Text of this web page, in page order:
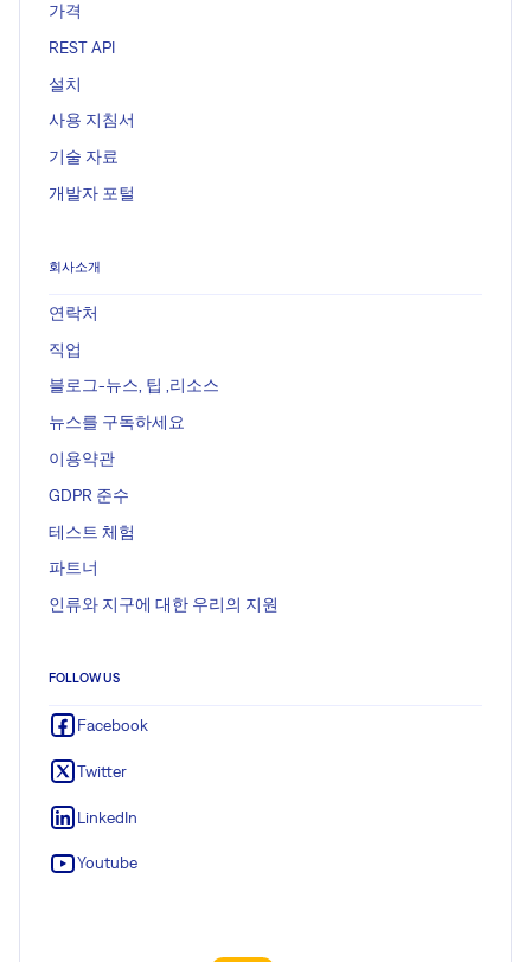
가격
REST API
설치
사용 지침서
기술 자료
개발자 포털
회사소개
연락처
직업
블로그-뉴스, 팁 ,리소스
뉴스를 구독하세요
이용약관
GDPR 준수
테스트 체험
파트너
인류와 지구에 대한 우리의 지원
FOLLOW US
Facebook
Twitter
LinkedIn
Youtube